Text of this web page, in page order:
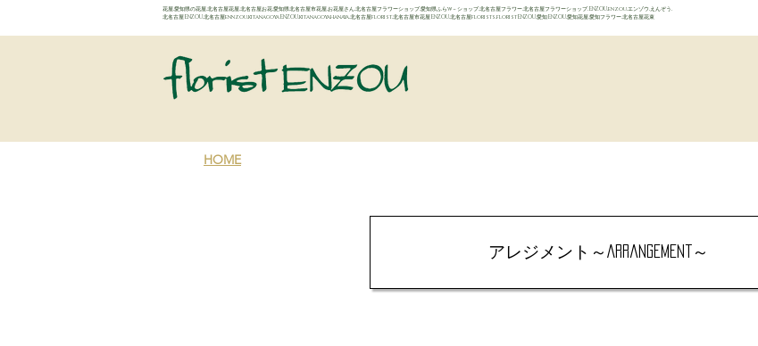
花屋,愛知県の花屋,北名古屋花屋,北名古屋お花,愛知県北名古屋市花屋,お花屋さん,北名古屋フラワーショップ,愛知県ふらw－ショップ,北名古屋フラワー,北名古屋フラワーショップ,ENZOU,enzou,エンゾウ,えんぞう,
​北名古屋ENZOU,北名古屋ennzou,kitanagoyaENZOU,kitanagoyahanaya,北名古屋florist,北名古屋市花屋ENZOU,北名古屋florists,floristENZOU,愛知ENZOU,愛知花屋,愛知フラワー,北名古屋花束
HOME
アレジメント～Arrangement～